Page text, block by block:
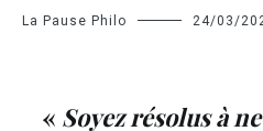
La Pause Philo 24/03/
« Soyez résolus à